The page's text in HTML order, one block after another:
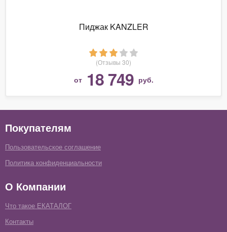
Пиджак KANZLER
(Отзывы 30)
от 18 749 руб.
Покупателям
Пользовательское соглашение
Политика конфиденциальности
О Компании
Что такое ЕКАТАЛОГ
Контакты